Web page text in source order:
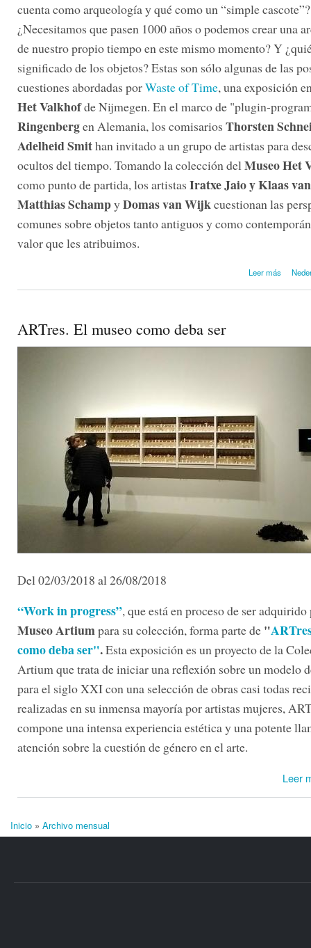
cuenta como arqueología y qué como un “simple cascote”?
¿Necesitamos que pasen 1000 años o podemos crear una
de nuestro propio tiempo en este mismo momento? Y
significado de los objetos? Estas son sólo algunas de las
cuestiones abordadas porWaste of Time, una exposición
Het Valkhofde Nijmegen. En el marco de "plugin-
Ringenbergen Alemania, los comisarios Thorsten
Adelheid Smithan invitado a un grupo de artistas para
ocultos del tiempo. Tomando la colección delMuseo Het
como punto de partida, los artistas Iratxe Jaio y Klaas
Matthias SchampyDomas van Wijkcuestionan las
comunes sobre objetos tanto antiguos y como
valor que les atribuimos.
Leer más sobre
ARTres. El museo como deba ser
Del 02/03/2018 al 26/08/2018
“Work in progress”, que está en proceso de ser
Museo Artiumpara su colección, forma parte de "
como deba ser".Esta exposición es un proyecto de la
Artium que trata de iniciar una reflexión sobre un modelo
para el siglo XXI con una selección de obras casi todas
realizadas en su inmensa mayoría por artistas mujeres,
compone una intensa experiencia estética y una potente
atención sobre la cuestión de género en el arte.
Leer
Se encuentra usted aquí
Inicio » Archivo mensual